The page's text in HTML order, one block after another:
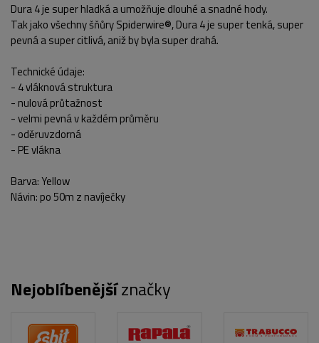
Dura 4 je super hladká a umožňuje dlouhé a snadné hody.
Tak jako všechny šňůry Spiderwire®, Dura 4 je super tenká, super
pevná a super citlivá, aniž by byla super drahá.
Technické údaje:
- 4 vláknová struktura
- nulová průtažnost
- velmi pevná v každém průměru
- oděruvzdorná
- PE vlákna
Barva:Yellow
Návin: po 50m z navíječky
Nejoblíbenějšíznačky